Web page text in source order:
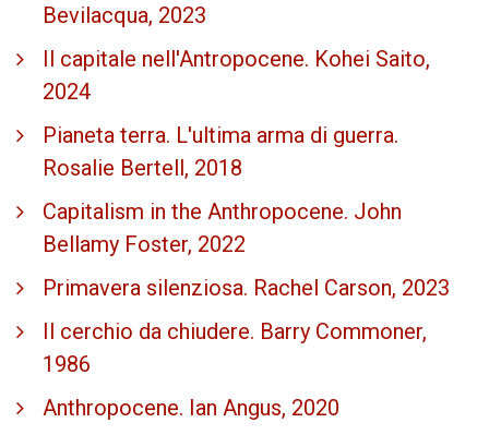
Bevilacqua, 2023
Il capitale nell'Antropocene. Kohei Saito,
2024
Pianeta terra. L'ultima arma di guerra.
Rosalie Bertell, 2018
Capitalism in the Anthropocene. John
Bellamy Foster, 2022
Primavera silenziosa. Rachel Carson, 2023
Il cerchio da chiudere. Barry Commoner,
1986
Anthropocene. Ian Angus, 2020